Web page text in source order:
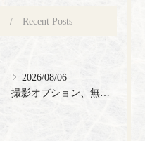
Recent Posts
2026/08/06